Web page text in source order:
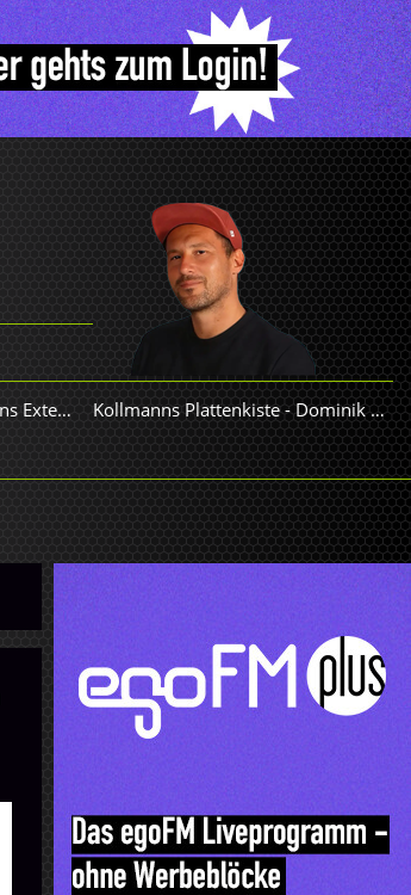
LF SYSTEM - Afraid To Feel ( Kollmanns Extended) Kollmanns Plattenkiste-Dominik Kollmann